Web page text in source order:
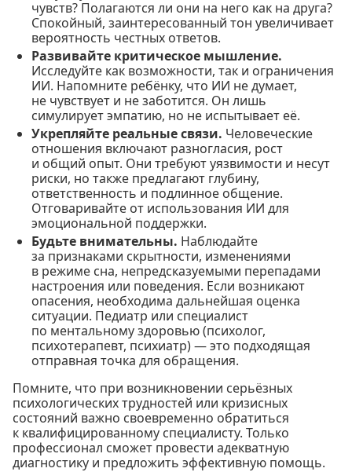
чувств? Полагаются ли они на него как на друга?
Спокойный, заинтересованный тон увеличивает
вероятность честных ответов.
Развивайте критическое мышление.
Исследуйте как возможности, так и ограничения
ИИ. Напомните ребёнку, что ИИ не думает,
не чувствует и не заботится. Он лишь
симулирует эмпатию, но не испытывает её.
Укрепляйте реальные связи. Человеческие
отношения включают разногласия, рост
и общий опыт. Они требуют уязвимости и несут
риски, но также предлагают глубину,
ответственность и подлинное общение.
Отговаривайте от использования ИИ для
эмоциональной поддержки.
Будьте внимательны. Наблюдайте
за признаками скрытности, изменениями
в режиме сна, непредсказуемыми перепадами
настроения или поведения. Если возникают
опасения, необходима дальнейшая оценка
ситуации. Педиатр или специалист
по ментальному здоровью (психолог,
психотерапевт, психиатр) — это подходящая
отправная точка для обращения.
Помните, что при возникновении серьёзных
психологических трудностей или кризисных
состояний важно своевременно обратиться
к квалифицированному специалисту. Только
профессионал сможет провести адекватную
диагностику и предложить эффективную помощь.